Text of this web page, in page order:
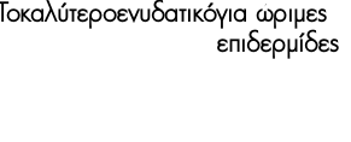
Τοκαλύτεροενυδατικόγια ώριμες
επιδερμίδες